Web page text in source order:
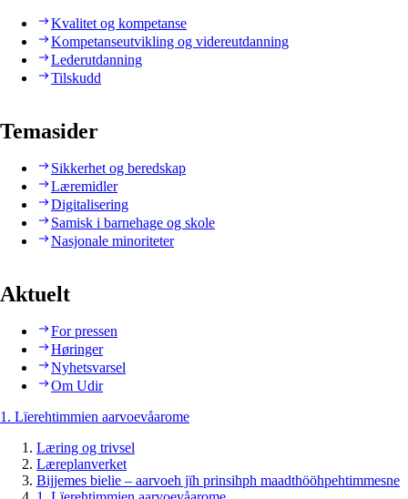
Kvalitet og kompetanse
Kompetanseutvikling og videreutdanning
Lederutdanning
Tilskudd
Temasider
Sikkerhet og beredskap
Læremidler
Digitalisering
Samisk i barnehage og skole
Nasjonale minoriteter
Aktuelt
For pressen
Høringer
Nyhetsvarsel
Om Udir
1. Lïerehtimmien aarvoevåarome
Læring og trivsel
Læreplanverket
Bijjemes bielie – aarvoeh jïh prinsihph maadthööhpehtimmesne